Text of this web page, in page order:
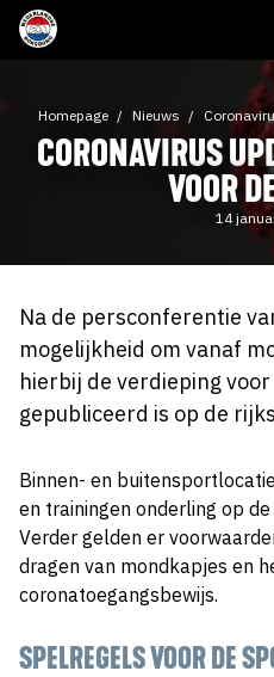
Homepage Nieuws
CORONAVIRUS
VOOR
14
Na de persconferentie
mogelijkheid om vanaf
hierbij de verdieping
gepubliceerd is op de
Binnen- en
en trainingen onderling op
Verder gelden er
dragen van mondkapjes en
coronatoegangsbewijs.
SPELREGELS VOOR DE